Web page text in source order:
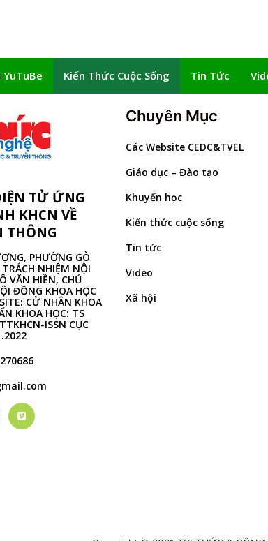
YuTuBe Kiến Thức Cuộc Sống Tin Tức
TỬ ỨNG
KHCN VỀ
THÔNG
PHƯỜNG GÒ
NHIỆM NỘI
VĂN HIỀN, CHỦ
ĐỒNG KHOA HỌC
CỬ NHÂN KHOA
KHOA HỌC: TS
ISSN CỤC
Chuyên Mục
Các Website CEDC&TVEL
Giáo dục – Đào tạo
Khuyến học
Kiến thức cuộc sống
Tin tức
Video
Xã hội